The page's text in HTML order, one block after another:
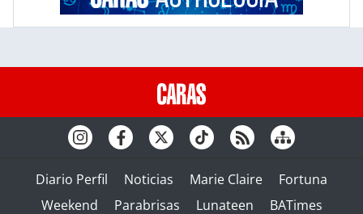
Diario Perfil Noticias Marie Claire
Fortuna
Weekend
Parabrisas Lunateen BATimes